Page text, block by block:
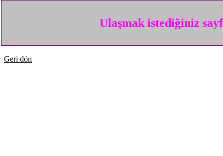
Ulaşmak istediğiniz
Geri dön